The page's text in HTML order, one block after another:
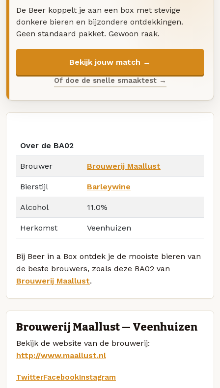
De Beer koppelt je aan een box met stevige
donkere bieren en bijzondere ontdekkingen.
Geen standaard pakket. Gewoon raak.
Bekijk jouw match →
Of doe de snelle smaaktest →
Over de BA02
Brouwer Brouwerij Maallust
Bierstijl Barleywine
Alcohol 11.0%
Herkomst Veenhuizen
Bij Beer in a Box ontdek je de mooiste bieren van
de beste brouwers, zoals deze BA02 van
Brouwerij Maallust.
Brouwerij Maallust — Veenhuizen
Bekijk de website van de brouwerij:
http://www.maallust.nl
TwitterFacebookInstagram